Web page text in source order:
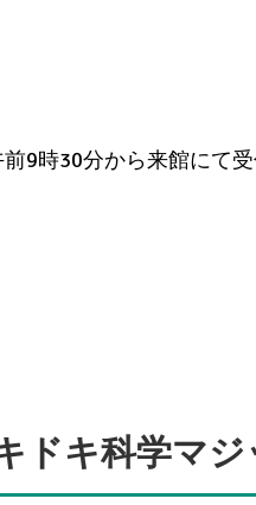
9時30分から来館にて
ドキ科学マ